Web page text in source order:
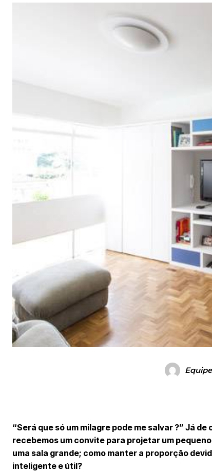
“Será que só um milagre pode me salvar ?” Já
recebemos um convite para projetar um
uma sala grande; como manter a proporção
inteligente e útil?